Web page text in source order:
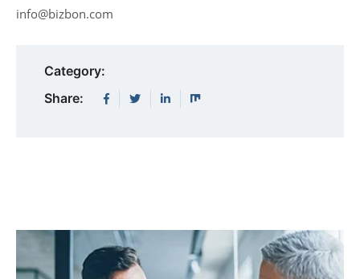
info@bizbon.com
Category:
Share: